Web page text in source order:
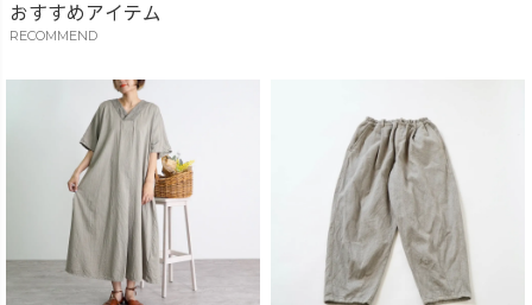
おすすめアイテム
RECOMMEND